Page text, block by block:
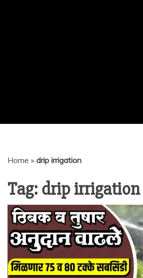
Home » drip irrigation
Tag: drip irrigation